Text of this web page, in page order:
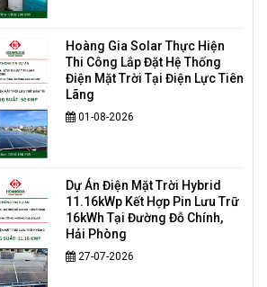
Hoàng Gia Solar Thực Hiện
Thi Công Lắp Đặt Hệ Thống
Điện Mặt Trời Tại Điện Lực Tiên
Lãng
01-08-2026
Dự Án Điện Mặt Trời Hybrid
11.16kWp Kết Hợp Pin Lưu Trữ
16kWh Tại Đường Đỗ Chính,
Hải Phòng
27-07-2026